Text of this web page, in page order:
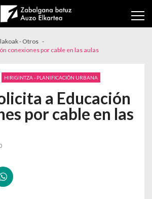
- Otros
conexiones por cable en las aulas
HIRIGINTZA - PLANIFICACIÓN URBANA
a Educación
por cable en las